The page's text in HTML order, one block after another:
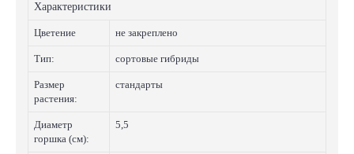
Характеристики
Цветение не закреплено
Тип: сортовые гибриды
Размер
растения:
стандарты
Диаметр
горшка (см):
5,5